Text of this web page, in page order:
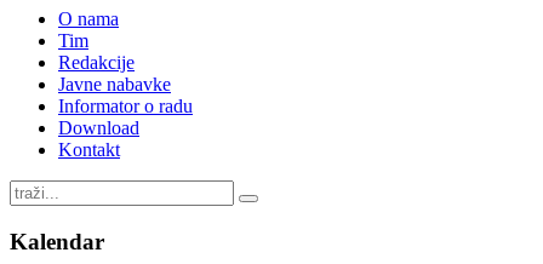
O nama
Tim
Redakcije
Javne nabavke
Informator o radu
Download
Kontakt
Kalendar